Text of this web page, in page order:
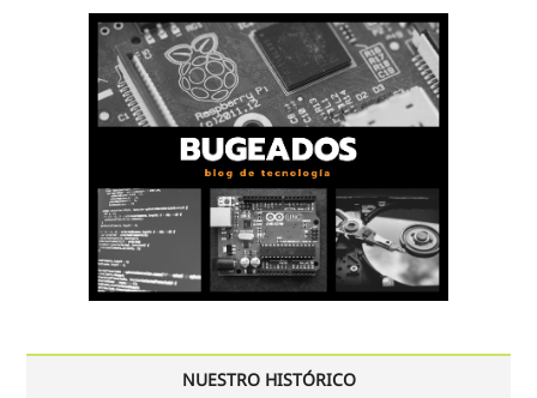
NUESTRO HISTÓRICO